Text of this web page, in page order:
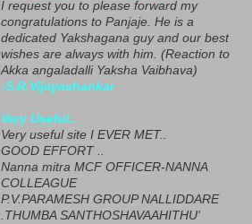
I request you to please forward my
congratulations to Panjaje. He is a
dedicated Yakshagana guy and our best
wishes are always with him. (Reaction to
Akka angaladalli Yaksha Vaibhava)
-S.R.Vijayashankar
Very Useful..
Very useful site I EVER MET..
GOOD EFFORT ..
Nanna mitra MCF OFFICER-NANNA
COLLEAGUE
P.V.PARAMESH GROUP NALLIDDARE
.THUMBA SANTHOSHAVAAHITHU'